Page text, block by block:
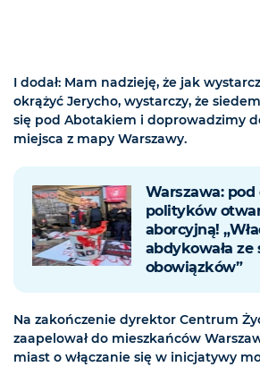
I dodał: Mam nadzieję, że jak
okrążyć Jerycho, wystarczy, że
się pod Abotakiem i doprowadzimy
miejsca z mapy Warszawy.
Warszawa: pod
polityków
aborcyjną!
abdykowała ze
obowiązków”
Na zakończenie dyrektor Centrum
zaapelował do mieszkańców
miast o włączanie się w inicjatywy